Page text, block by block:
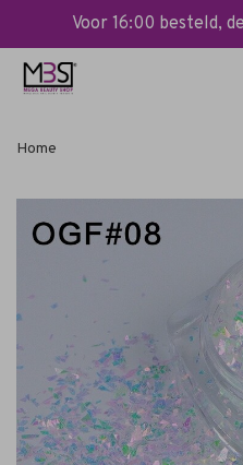
Voor 16:00 besteld,
Home